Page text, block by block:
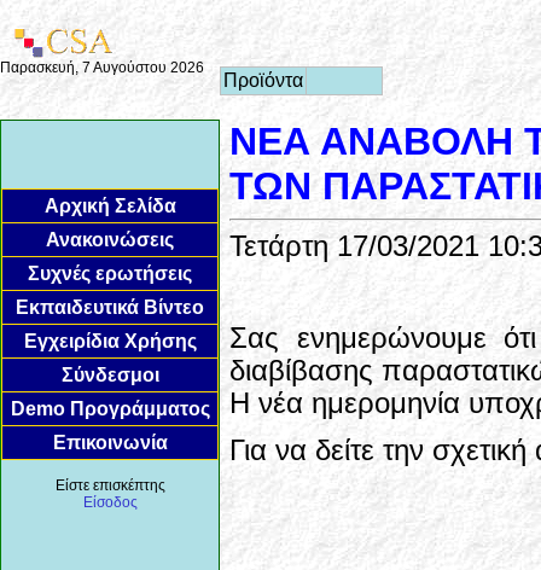
Παρασκευή, 7 Αυγούστου 2026
Προϊόντα
Αρχική Σελίδα
Ανακοινώσεις
Συχνές ερωτήσεις
Εκπαιδευτικά Βίντεο
Εγχειρίδια Χρήσης
Σύνδεσμοι
Demo Προγράμματος
Επικοινωνία
Είστε επισκέπτης
Είσοδος
NEA ΑΝΑΒΟΛΗ
ΤΩΝ
Τετάρτη 17/03/2021
Σας ενημερώνουμε
διαβίβασης
Η νέα ημερομηνία
Για να δείτε την